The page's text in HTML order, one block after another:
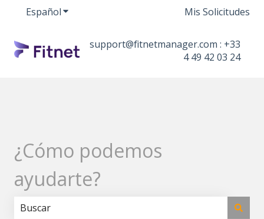
EspañolTraducciones de Mostrar submenú de
Mis Solicitudes
support@fitnetmanager.com : +33
4 49 42 03 24
¿Cómo podemos
ayudarte?